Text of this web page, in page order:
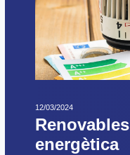
12/03/2024
energètica